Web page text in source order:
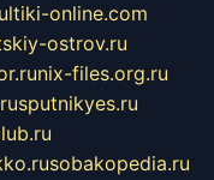
online.com
ostrov.ru
nix-files.org.ru
sputnikyes.ru
sobakopedia.ru